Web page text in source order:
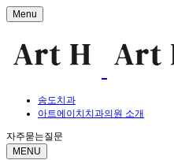
Menu
송도치과
아트에이치치과의원 소개
자주묻는질문
MENU